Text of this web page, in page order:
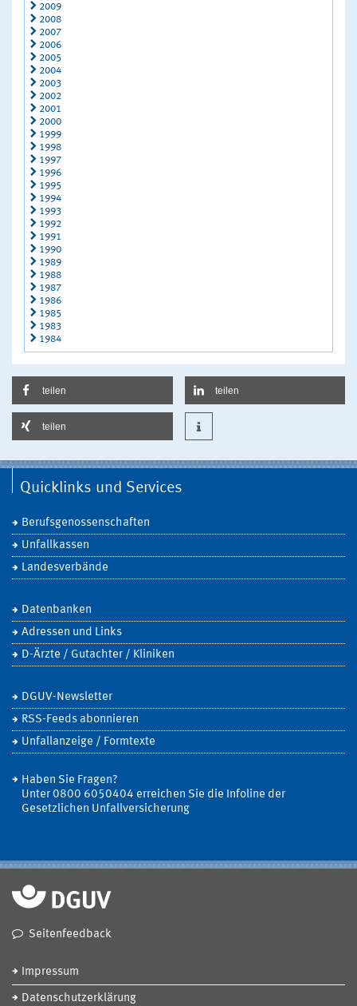
2009
2008
2007
2006
2005
2004
2003
2002
2001
2000
1999
1998
1997
1996
1995
1994
1993
1992
1991
1990
1989
1988
1987
1986
1985
1983
1984
teilen teilen
teilen
Quicklinks und Services
Berufsgenossenschaften
Unfallkassen
Landesverbände
Datenbanken
Adressen und Links
D-Ärzte / Gutachter / Kliniken
DGUV-Newsletter
RSS-Feeds abonnieren
Unfallanzeige / Formtexte
Haben Sie Fragen?
Unter 0800 6050404 erreichen Sie die Infoline der
Gesetzlichen Unfallversicherung
Seitenfeedback
Impressum
Datenschutzerklärung